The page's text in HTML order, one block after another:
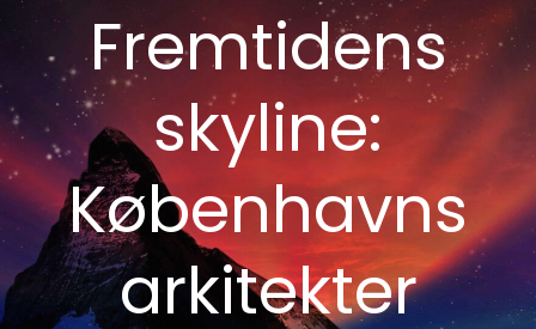
Fremtidens
skyline:
Københavns
arkitekter